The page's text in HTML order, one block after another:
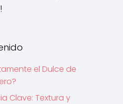
el Dulce de
Clave: Textura y